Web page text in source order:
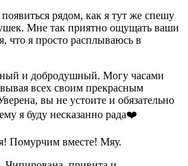
рядом, как я тут же спешу
Мне так приятно ощущать ваши
что я просто расплываюсь в
и добродушный. Могу часами
всех своим прекрасным
вы не устоите и обязательно
я буду несказанно рада❤️
Помурчим вместе! Мяу.